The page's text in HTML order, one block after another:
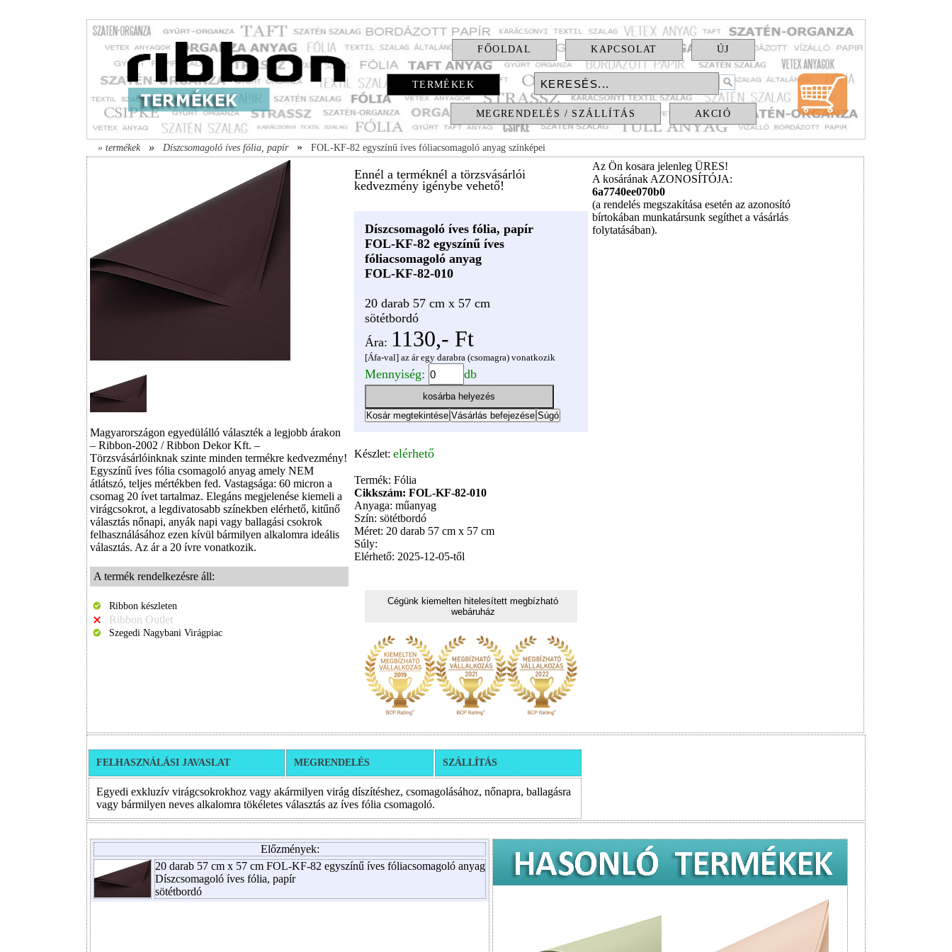
FŐOLDAL KAPCSOLAT ÚJ
TERMÉKEK
MEGRENDELÉS / SZÁLLÍTÁS AKCIÓ
» termékek» Díszcsomagoló íves fólia, papír» FOL-KF-82 egyszínű íves fóliacsomagoló anyag színképei
Magyarországon egyedülálló választék a legjobb árakon
– Ribbon-2002 / Ribbon Dekor Kft. –
Törzsvásárlóinknak szinte minden termékre kedvezmény!
Egyszínű íves fólia csomagoló anyag amely NEM
átlátszó, teljes mértékben fed. Vastagsága: 60 micron a
csomag 20 ívet tartalmaz. Elegáns megjelenése kiemeli a
virágcsokrot, a legdivatosabb színekben elérhető, kitűnő
választás nőnapi, anyák napi vagy ballagási csokrok
felhasználásához ezen kívül bármilyen alkalomra ideális
választás. Az ár a 20 ívre vonatkozik.
A termék rendelkezésre áll:
Ribbon készleten
Ribbon Outlet
Szegedi Nagybani Virágpiac
Ennél a terméknél a törzsvásárlói
kedvezmény igénybe vehető!
Díszcsomagoló íves fólia, papír
FOL-KF-82 egyszínű íves
fóliacsomagoló anyag
FOL-KF-82-010
20 darab 57 cm x 57 cm
sötétbordó
Ára: 1130,- Ft
[Áfa-val] az ár egy darabra (csomagra) vonatkozik
Mennyiség: db
Készlet: elérhető
Termék: Fólia
Cikkszám: FOL-KF-82-010
Anyaga: műanyag
Szín: sötétbordó
Méret: 20 darab 57 cm x 57 cm
Súly:
Elérhető: 2025-12-05-től
Cégünk kiemelten hitelesített megbízható
webáruház
Az Ön kosara jelenleg ÜRES!
A kosárának AZONOSÍTÓJA:
6a7740ee070b0
(a rendelés megszakítása esetén az azonosító
bírtokában munkatársunk segíthet a vásárlás
folytatásában).
FELHASZNÁLÁSI JAVASLAT MEGRENDELÉS SZÁLLÍTÁS
Egyedi exkluzív virágcsokrokhoz vagy akármilyen virág díszítéshez, csomagolásához, nőnapra, ballagásra
vagy bármilyen neves alkalomra tökéletes választás az íves fólia csomagoló.
Előzmények:
20 darab 57 cm x 57 cm FOL-KF-82 egyszínű íves fóliacsomagoló anyag
Díszcsomagoló íves fólia, papír
sötétbordó